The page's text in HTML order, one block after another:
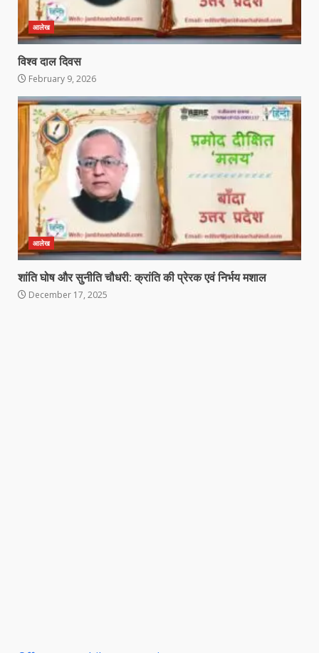
आलेख
विश्व दाल दिवस
February 9, 2026
आलेख
शांति घोष और सुनीति चौधरी: क्रांति की प्रेरक एवं निर्भय मशाल
December 17, 2025